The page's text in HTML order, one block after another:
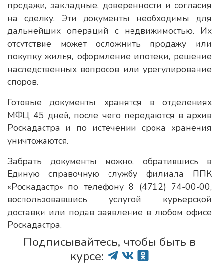
продажи, закладные, доверенности и согласия
на сделку. Эти документы необходимы для
дальнейших операций с недвижимостью. Их
отсутствие может осложнить продажу или
покупку жилья, оформление ипотеки, решение
наследственных вопросов или урегулирование
споров.
Готовые документы хранятся в отделениях
МФЦ 45 дней, после чего передаются в архив
Роскадастра и по истечении срока хранения
уничтожаются.
Забрать документы можно, обратившись в
Единую справочную службу филиала ППК
«Роскадастр» по телефону 8 (4712) 74-00-00,
воспользовавшись услугой курьерской
доставки или подав заявление в любом офисе
Роскадастра.
Подписывайтесь, чтобы быть в
курсе: